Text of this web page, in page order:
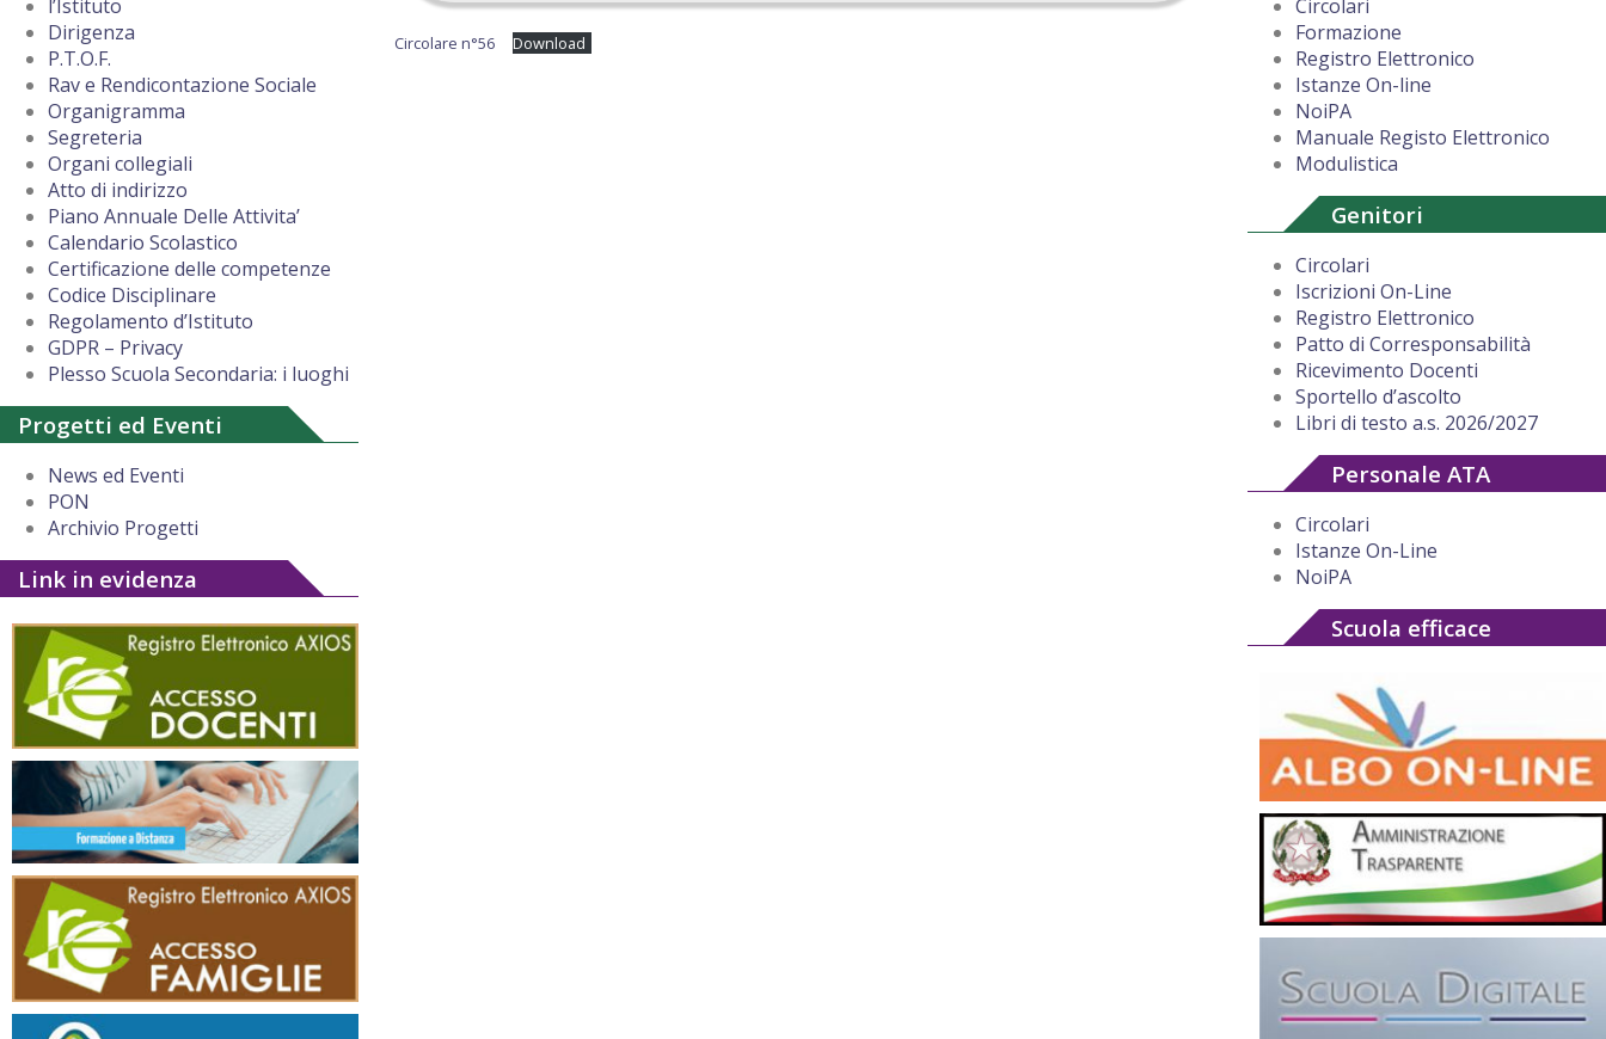
AUGURI DI BUON NATALE DAL DIRIGENTE
l’Istituto
Dirigenza
P.T.O.F.
Rav e Rendicontazione Sociale
Organigramma
Segreteria
Organi collegiali
Atto di indirizzo
Piano Annuale Delle Attivita’
Calendario Scolastico
Certificazione delle competenze
Codice Disciplinare
Regolamento d’Istituto
GDPR – Privacy
Plesso Scuola Secondaria: i luoghi
Progetti ed Eventi
News ed Eventi
PON
Archivio Progetti
Link in evidenza
Circolare n°56 Download
Circolari
Formazione
Registro Elettronico
Istanze On-line
NoiPA
Manuale Registo Elettronico
Modulistica
Genitori
Circolari
Iscrizioni On-Line
Registro Elettronico
Patto di Corresponsabilità
Ricevimento Docenti
Sportello d’ascolto
Libri di testo a.s. 2026/2027
Personale ATA
Circolari
Istanze On-Line
NoiPA
Scuola efficace